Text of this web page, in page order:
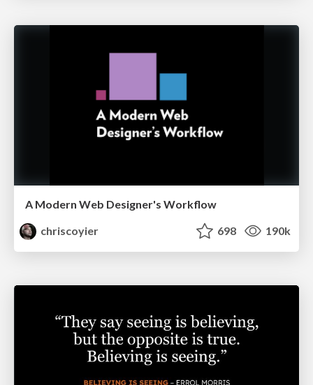
A Modern Web Designer's Workflow
chriscoyier
698 190k